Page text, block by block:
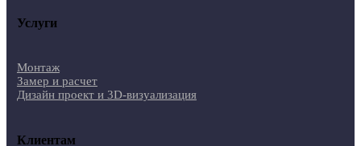
Услуги
Монтаж
Замер и расчет
Дизайн проект и 3D-визуализация
Клиентам